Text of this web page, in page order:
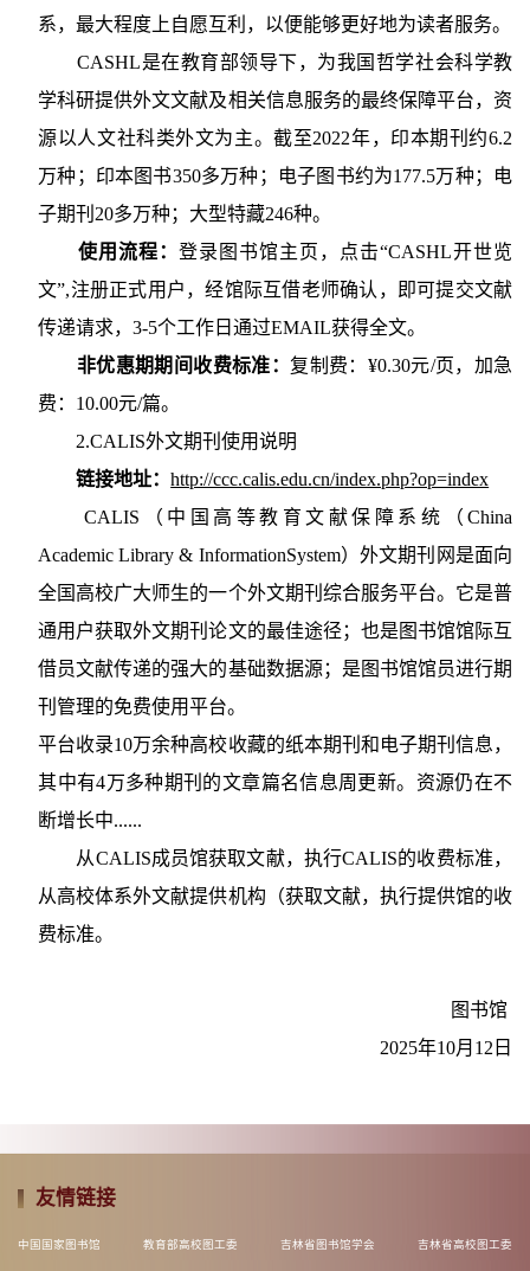
系，最大程度上自愿互利，以便能够更好地为读者服务。
CASHL是在教育部领导下，为我国哲学社会科学教
学科研提供外文文献及相关信息服务的最终保障平台，资
源以人文社科类外文为主。截至2022年，印本期刊约6.2
万种；印本图书350多万种；电子图书约为177.5万种；电
子期刊20多万种；大型特藏246种。
使用流程：登录图书馆主页，点击“CASHL开世览
文”,注册正式用户，经馆际互借老师确认，即可提交文献
传递请求，3-5个工作日通过EMAIL获得全文。
非优惠期期间收费标准： 复制费：¥0.30元/页，加急
费：10.00元/篇。
2.CALIS外文期刊使用说明
链接地址：http://ccc.calis.edu.cn/index.php?op=index
CALIS（中国高等教育文献保障系统（China
Academic Library & InformationSystem）外文期刊网是面向
全国高校广大师生的一个外文期刊综合服务平台。它是普
通用户获取外文期刊论文的最佳途径；也是图书馆馆际互
借员文献传递的强大的基础数据源；是图书馆馆员进行期
刊管理的免费使用平台。
平台收录10万余种高校收藏的纸本期刊和电子期刊信息，
其中有4万多种期刊的文章篇名信息周更新。资源仍在不
断增长中......
从CALIS成员馆获取文献，执行CALIS的收费标准，
从高校体系外文献提供机构（获取文献，执行提供馆的收
费标准。
图书馆
2025年10月12日
友情链接
中国国家图书馆 教育部高校图工委 吉林省图书馆学会 吉林省高校图工委